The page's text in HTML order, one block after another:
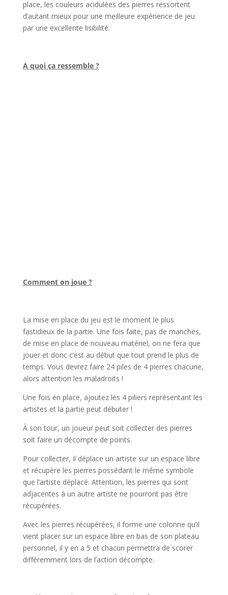
place, les couleurs acidulées des pierres ressortent
d’autant mieux pour une meilleure expérience de jeu
par une excellente lisibilité.
A quoi ça ressemble ?
Comment on joue ?
La mise en place du jeu est le moment le plus
fastidieux de la partie. Une fois faite, pas de manches,
de mise en place de nouveau matériel, on ne fera que
jouer et donc c’est au début que tout prend le plus de
temps. Vous devrez faire 24 piles de 4 pierres chacune,
alors attention les maladroits !
Une fois en place, ajoutez les 4 piliers représentant les
artistes et la partie peut débuter !
À son tour, un joueur peut soit collecter des pierres
soit faire un décompte de points.
Pour collecter, il déplace un artiste sur un espace libre
et récupère les pierres possédant le même symbole
que l’artiste déplacé. Attention, les pierres qui sont
adjacentes à un autre artiste ne pourront pas être
récupérées.
Avec les pierres récupérées, il forme une colonne qu’il
vient placer sur un espace libre en bas de son plateau
personnel, il y en a 5 et chacun permettra de scorer
différemment lors de l’action décompte.